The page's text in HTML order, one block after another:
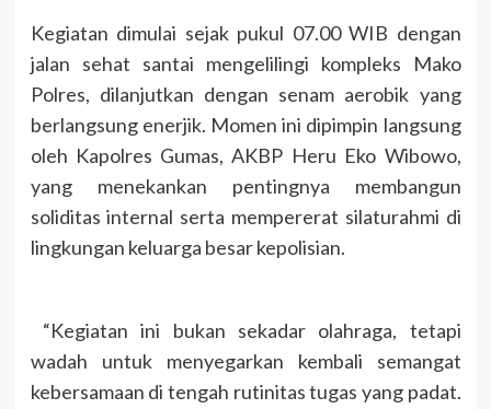
Kegiatan dimulai sejak pukul 07.00 WIB dengan
jalan sehat santai mengelilingi kompleks Mako
Polres, dilanjutkan dengan senam aerobik yang
berlangsung enerjik. Momen ini dipimpin langsung
oleh Kapolres Gumas, AKBP Heru Eko Wibowo,
yang menekankan pentingnya membangun
soliditas internal serta mempererat silaturahmi di
lingkungan keluarga besar kepolisian.
“Kegiatan ini bukan sekadar olahraga, tetapi
wadah untuk menyegarkan kembali semangat
kebersamaan di tengah rutinitas tugas yang padat.